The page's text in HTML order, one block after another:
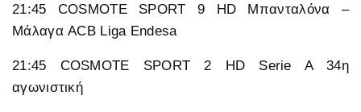
21:45 COSMOTE SPORT 9 HD Μπανταλόνα –
Μάλαγα ACB Liga Endesa
21:45 COSMOTE SPORT 2 HD Serie A 34η
αγωνιστική